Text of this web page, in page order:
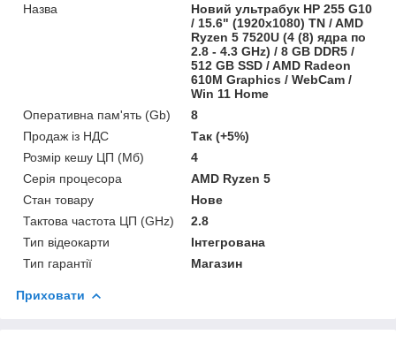
Назва
Новий ультрабук HP 255 G10
/ 15.6" (1920x1080) TN / AMD
Ryzen 5 7520U (4 (8) ядра по
2.8 - 4.3 GHz) / 8 GB DDR5 /
512 GB SSD / AMD Radeon
610M Graphics / WebCam /
Win 11 Home
Оперативна пам'ять (Gb)
8
Продаж із НДС
Так (+5%)
Розмір кешу ЦП (Мб)
4
Серія процесора
AMD Ryzen 5
Стан товару
Нове
Тактова частота ЦП (GHz)
2.8
Тип відеокарти
Інтегрована
Тип гарантії
Магазин
Приховати